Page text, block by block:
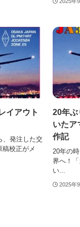
イアウト
、発注した交
稿校正がメ
20年ぶ
いたア
作記
20年の
界へ！
い...
2025年